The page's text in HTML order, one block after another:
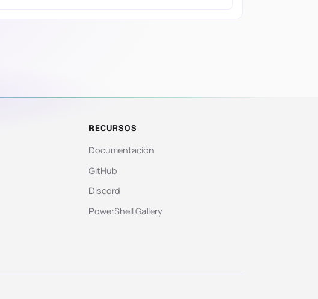
RECURSOS
Documentación
GitHub
Discord
PowerShell Gallery